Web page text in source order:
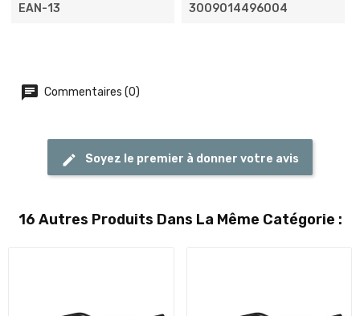
EAN-13 3009014496004
Commentaires (0)
Soyez le premier à donner votre avis
16 Autres Produits Dans La Même Catégorie :